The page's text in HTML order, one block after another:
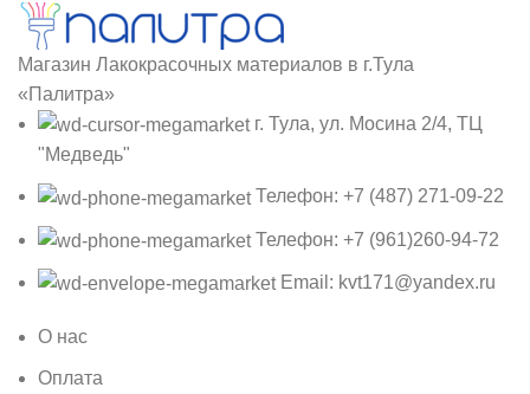
Магазин Лакокрасочных материалов в г.Тула
«Палитра»
г. Тула, ул. Мосина 2/4, ТЦ
"Медведь"
Телефон: +7 (487) 271-09-22
Телефон: +7 (961)260-94-72
Email: kvt171@yandex.ru
О нас
Оплата